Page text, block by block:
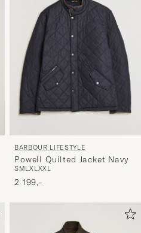
BARBOUR LIFESTYLE
Powell Quilted Jacket Navy
SMLXLXXL
2 199,-